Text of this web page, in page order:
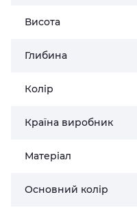
Висота
Глибина
Колір
Країна виробник
Матеріал
Основний колір